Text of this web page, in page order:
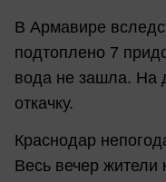
В Армавире
подтоплено 7
вода не зашла. На
откачку.
Краснодар
Весь вечер жители